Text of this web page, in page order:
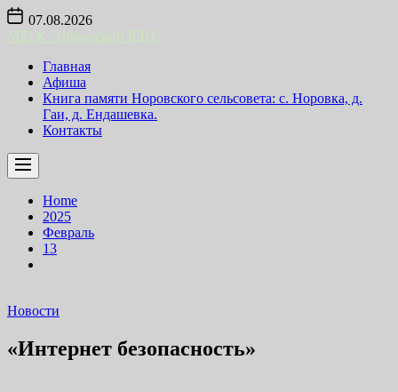
Skip
content
07.08.2026
Главная
Афиша
Книга памяти Норовского сельсовета: с. Норовка, д.
Гаи, д. Ендашевка.
Контакты
Home
2025
Февраль
13
Новости
«Интернет безопасность»